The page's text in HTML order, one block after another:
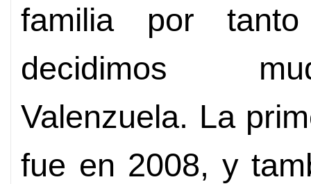
familia por
decidimos
Valenzuela. La
fue en 2008, y